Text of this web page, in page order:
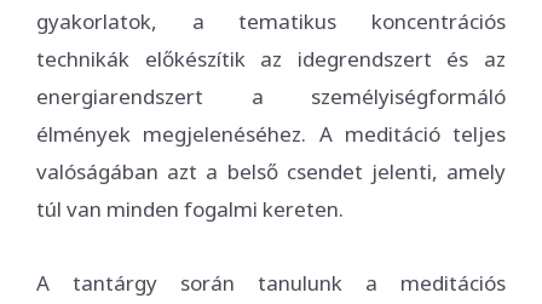
gyakorlatok, a tematikus koncentrációs
technikák előkészítik az idegrendszert és az
energiarendszert a személyiségformáló
élmények megjelenéséhez. A meditáció teljes
valóságában azt a belső csendet jelenti, amely
túl van minden fogalmi kereten.
A tantárgy során tanulunk a meditációs